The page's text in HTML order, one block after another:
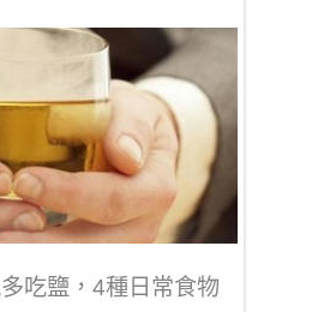
吃鹽，4種日常食物